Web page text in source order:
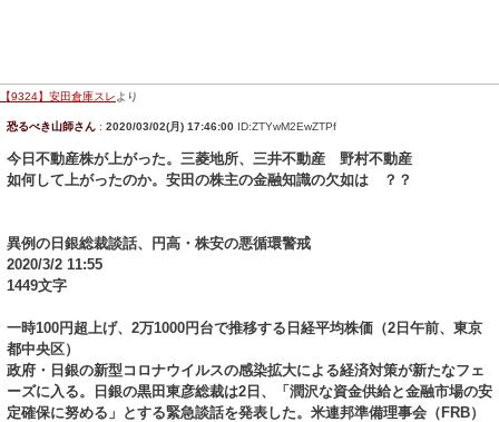
【9324】安田倉庫スレ より
恐るべき山師さん : 2020/03/02(月) 17:46:00 ID:ZTYwM2EwZTPf
今日不動産株が上がった。三菱地所、三井不動産 野村不動産
如何して上がったのか。安田の株主の金融知識の欠如は ？？
異例の日銀総裁談話、円高・株安の悪循環警戒
2020/3/2 11:55
1449文字
一時100円超上げ、2万1000円台で推移する日経平均株価（2日午前、東京
都中央区）
政府・日銀の新型コロナウイルスの感染拡大による経済対策が新たなフェ
ーズに入る。日銀の黒田東彦総裁は2日、「潤沢な資金供給と金融市場の安
定確保に努める」とする緊急談話を発表した。米連邦準備理事会（FRB）